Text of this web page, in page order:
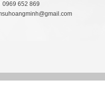
0969 652 869